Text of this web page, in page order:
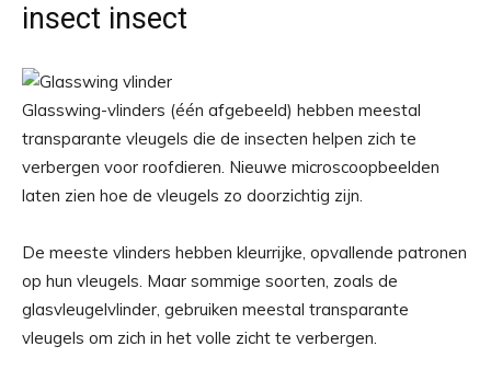
insect insect
Glasswing-vlinders (één afgebeeld) hebben meestal
transparante vleugels die de insecten helpen zich te
verbergen voor roofdieren. Nieuwe microscoopbeelden
laten zien hoe de vleugels zo doorzichtig zijn.
De meeste vlinders hebben kleurrijke, opvallende patronen
op hun vleugels. Maar sommige soorten, zoals de
glasvleugelvlinder, gebruiken meestal transparante
vleugels om zich in het volle zicht te verbergen.